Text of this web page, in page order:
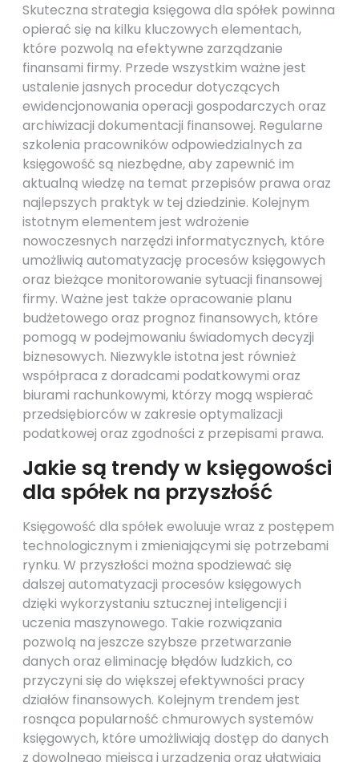
Skuteczna strategia księgowa dla spółek powinna
opierać się na kilku kluczowych elementach,
które pozwolą na efektywne zarządzanie
finansami firmy. Przede wszystkim ważne jest
ustalenie jasnych procedur dotyczących
ewidencjonowania operacji gospodarczych oraz
archiwizacji dokumentacji finansowej. Regularne
szkolenia pracowników odpowiedzialnych za
księgowość są niezbędne, aby zapewnić im
aktualną wiedzę na temat przepisów prawa oraz
najlepszych praktyk w tej dziedzinie. Kolejnym
istotnym elementem jest wdrożenie
nowoczesnych narzędzi informatycznych, które
umożliwią automatyzację procesów księgowych
oraz bieżące monitorowanie sytuacji finansowej
firmy. Ważne jest także opracowanie planu
budżetowego oraz prognoz finansowych, które
pomogą w podejmowaniu świadomych decyzji
biznesowych. Niezwykle istotna jest również
współpraca z doradcami podatkowymi oraz
biurami rachunkowymi, którzy mogą wspierać
przedsiębiorców w zakresie optymalizacji
podatkowej oraz zgodności z przepisami prawa.
Jakie są trendy w księgowości
dla spółek na przyszłość
Księgowość dla spółek ewoluuje wraz z postępem
technologicznym i zmieniającymi się potrzebami
rynku. W przyszłości można spodziewać się
dalszej automatyzacji procesów księgowych
dzięki wykorzystaniu sztucznej inteligencji i
uczenia maszynowego. Takie rozwiązania
pozwolą na jeszcze szybsze przetwarzanie
danych oraz eliminację błędów ludzkich, co
przyczyni się do większej efektywności pracy
działów finansowych. Kolejnym trendem jest
rosnąca popularność chmurowych systemów
księgowych, które umożliwiają dostęp do danych
z dowolnego miejsca i urządzenia oraz ułatwiają